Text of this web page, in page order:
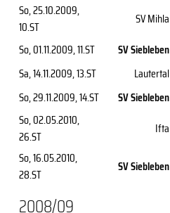
So, 25.10.2009,
10.ST
SV Mihla
So, 01.11.2009, 11.ST SV Siebleben
Sa, 14.11.2009, 13.ST Lautertal
So, 29.11.2009, 14.ST SV Siebleben
So, 02.05.2010,
26.ST
Ifta
So, 16.05.2010,
28.ST
SV Siebleben
2008/09